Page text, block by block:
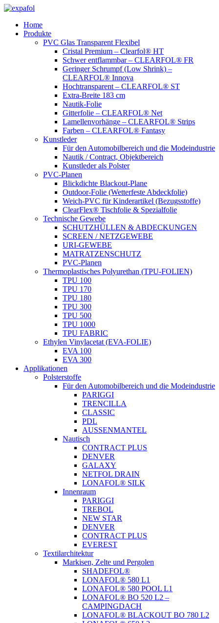
Zum
springenHome
Produkte
PVC Glas Transparent Flexibel
Cristal Premium – Clearfol® HT
Schwer entflammbar – CLEARFOL® FR
Geringer Schrumpf (Low Shrink) –
CLEARFOL® Innova
Hochtransparent – CLEARFOL® ST
Extra-Breite 183 cm
Nautik-Folie
Gitterfolie – CLEARFOL® Net
Lamellenvorhänge – CLEARFOL® Strips
Farben – CLEARFOL® Fantasy
Kunstleder
Für den Automobilbereich und die Modeindustrie
Nautik / Contract, Objektbereich
Kunstleder als Polster
PVC-Planen
Blickdichte Blackout-Plane
Outdoor-Folie (Wetterfeste Abdeckfolie)
Weich-PVC für Kinderartikel (Bezugsstoffe)
ClearFlex® Tischfolie & Spezialfolie
Technische Gewebe
SCHUTZHÜLLEN & ABDECKUNGEN
SCREEN / NETZGEWEBE
URI-GEWEBE
MATRATZENSCHUTZ
PVC-Planen
Thermoplastisches Polyurethan (TPU-FOLIEN)
TPU 100
TPU 170
TPU 180
TPU 300
TPU 500
TPU 1000
TPU FABRIC
Ethylen Vinylacetat (EVA-FOLIE)
EVA 100
EVA 300
Applikationen
Polsterstoffe
Für den Automobilbereich und die Modeindustrie
PARIGGI
TRENCILLA
CLASSIC
PDL
AUSSENMANTEL
Nautisch
CONTRACT PLUS
DENVER
GALAXY
NETFOL DRAIN
LONAFOL® SILK
Innenraum
PARIGGI
TREBOL
NEW STAR
DENVER
CONTRACT PLUS
EVEREST
Textilarchitektur
Markisen, Zelte und Pergolen
SHADEFOL®
LONAFOL® 580 L1
LONAFOL® 580 POOL L1
LONAFOL® BO 520 L2 –
CAMPINGDACH
LONAFOL® BLACKOUT BO 780 L2